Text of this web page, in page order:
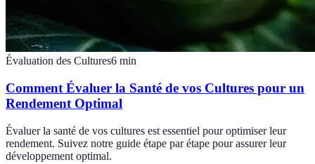
Évaluation des Cultures6 min
Comment Évaluer la Santé de vos Cultures pour un
Rendement Optimal
Évaluer la santé de vos cultures est essentiel pour optimiser leur
rendement. Suivez notre guide étape par étape pour assurer leur
développement optimal.